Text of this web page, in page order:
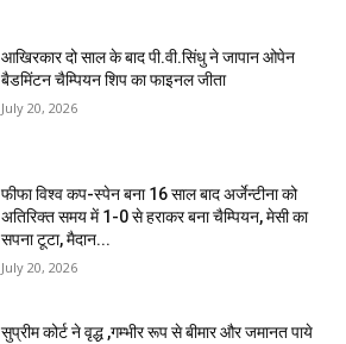
आखिरकार दो साल के बाद पी.वी.सिंधु ने जापान ओपेन
बैडमिंटन चैम्पियन शिप का फाइनल जीता
July 20, 2026
फीफा विश्व कप-स्पेन बना 16 साल बाद अर्जेन्टीना को
अतिरिक्त समय में 1-0 से हराकर बना चैम्पियन, मेसी का
सपना टूटा, मैदान...
July 20, 2026
सुप्रीम कोर्ट ने वृद्ध ,गम्भीर रूप से बीमार और जमानत पाये